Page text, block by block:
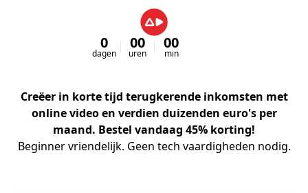
0
dagen
00
uren
00
min
Creëer in korte tijd terugkerende inkomsten met
online video en verdien duizenden euro's per
maand. Bestel vandaag 45% korting!
Beginner vriendelijk. Geen tech vaardigheden nodig.